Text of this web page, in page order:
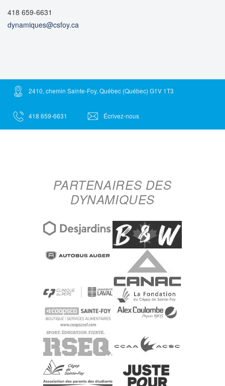
418 659-6631
dynamiques@csfoy.ca
2410, chemin Sainte-Foy, Québec (Québec) G1V 1T3
418 659-6631 Écrivez-nous
PARTENAIRES DES
DYNAMIQUES